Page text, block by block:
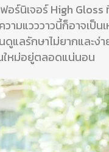
อร์นิเจอร์ High
ามแวววาวนี้ก็อาจเป็
ดูแลรักษาไม่ยากและ
ใหม่อยู่ตลอดแน่นอน